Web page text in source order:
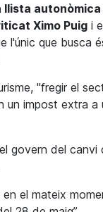
llista autonòmica
Ximo Puig i
l'únic que busca
"fregir el
un impost extra
govern del canvi
el mateix